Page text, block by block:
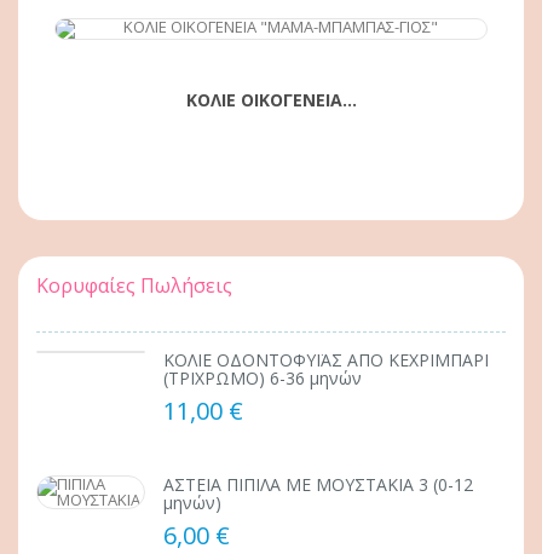
ΚΟΛΙΕ ΟΙΚΟΓΕΝΕΙΑ...
Κορυφαίες Πωλήσεις
ΚΟΛΙΕ ΟΔΟΝΤΟΦΥΪΑΣ ΑΠΟ ΚΕΧΡΙΜΠΑΡΙ
(ΤΡΙΧΡΩΜΟ) 6-36 μηνών
11,00 €
ΑΣΤΕΙΑ ΠΙΠΙΛΑ ΜΕ ΜΟΥΣΤΑΚΙΑ 3 (0-12
μηνών)
6,00 €